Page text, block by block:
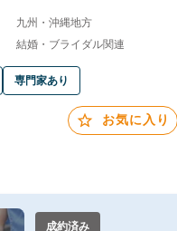
九州・沖縄地方
結婚・ブライダル関連
専門家あり
お気に入り
成約済み